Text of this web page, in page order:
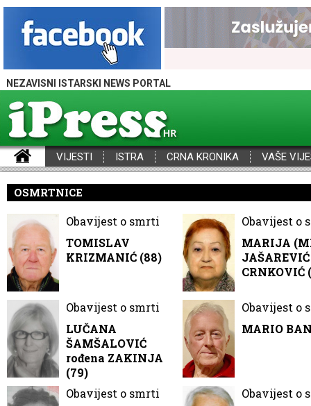
NEZAVISNI ISTARSKI NEWS PORTAL
VIJESTI ISTRA CRNA KRONIKA VAŠE
OSMRTNICE
Obavijest o smrti
TOMISLAV
KRIZMANIĆ (88)
Obavijest o
MARIJA
CRNKOVIĆ
Obavijest o smrti
LUČANA
ŠAMŠALOVIĆ
rođena ZAKINJA
(79)
Obavijest o
MARIO
Obavijest o smrti
Obavijest o